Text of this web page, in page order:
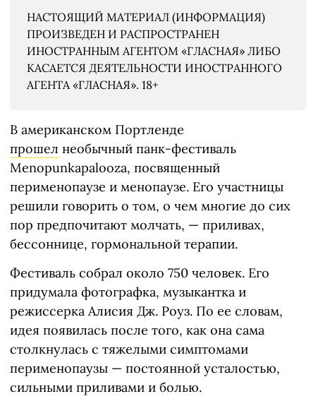
НАСТОЯЩИЙ МАТЕРИАЛ (ИНФОРМАЦИЯ)
ПРОИЗВЕДЕН И РАСПРОСТРАНЕН
ИНОСТРАННЫМ АГЕНТОМ «ГЛАСНАЯ» ЛИБО
КАСАЕТСЯ ДЕЯТЕЛЬНОСТИ ИНОСТРАННОГО
АГЕНТА «ГЛАСНАЯ». 18+
В американском Портленде
прошел необычный панк-фестиваль
Menopunkapalooza, посвященный
перименопаузе и менопаузе. Его участницы
решили говорить о том, о чем многие до сих
пор предпочитают молчать, — приливах,
бессоннице, гормональной терапии.
Фестиваль собрал около 750 человек. Его
придумала фотографка, музыкантка и
режиссерка Алисия Дж. Роуз. По ее словам,
идея появилась после того, как она сама
столкнулась с тяжелыми симптомами
перименопаузы — постоянной усталостью,
сильными приливами и болью.